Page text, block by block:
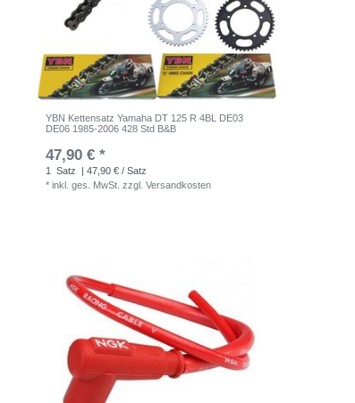
YBN Kettensatz Yamaha DT 125 R 4BL DE03
DE06 1985-2006 428 Std B&B
47,90 € *
1 Satz
| 47,90 € / Satz
*inkl. ges. MwSt. zzgl.Versandkosten